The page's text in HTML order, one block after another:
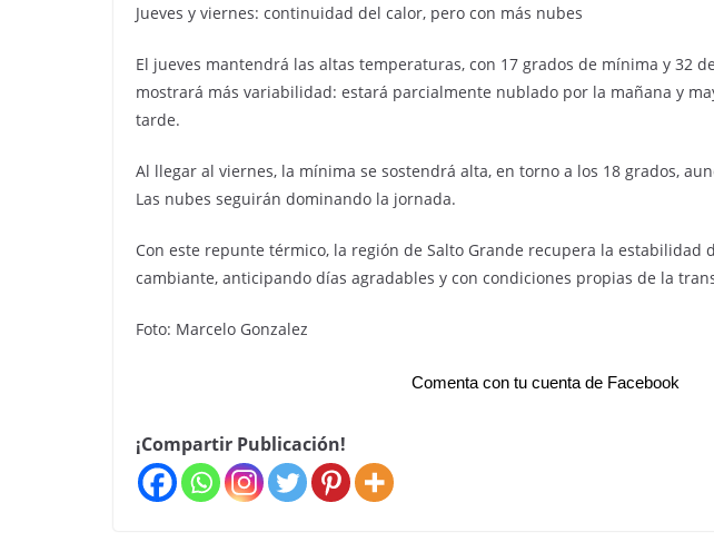
Jueves y viernes: continuidad del calor, pero con más nubes
El jueves mantendrá las altas temperaturas, con 17 grados de mínima y 32
mostrará más variabilidad: estará parcialmente nublado por la mañana y
tarde.
Al llegar al viernes, la mínima se sostendrá alta, en torno a los 18 grados,
Las nubes seguirán dominando la jornada.
Con este repunte térmico, la región de Salto Grande recupera la estabilidad
cambiante, anticipando días agradables y con condiciones propias de la
Foto: Marcelo Gonzalez
Comenta con tu cuenta de Facebook
¡Compartir Publicación!